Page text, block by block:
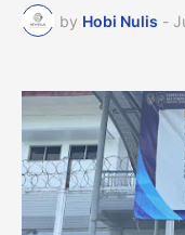
by Hobi Nulis -